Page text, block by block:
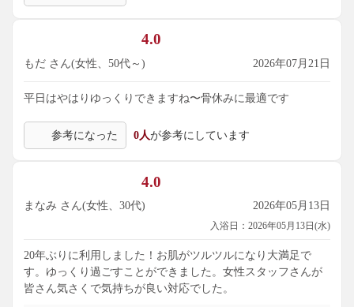
4.0
もだ さん(女性、50代～) 2026年07月21日
平日はやはりゆっくりできますね〜骨休みに最適です
参考になった 0人が参考にしています
4.0
まなみ さん(女性、30代) 2026年05月13日
入浴日：2026年05月13日(水)
20年ぶりに利用しました！お肌がツルツルになり大満足で
す。ゆっくり過ごすことができました。女性スタッフさんが
皆さん気さくで気持ちが良い対応でした。